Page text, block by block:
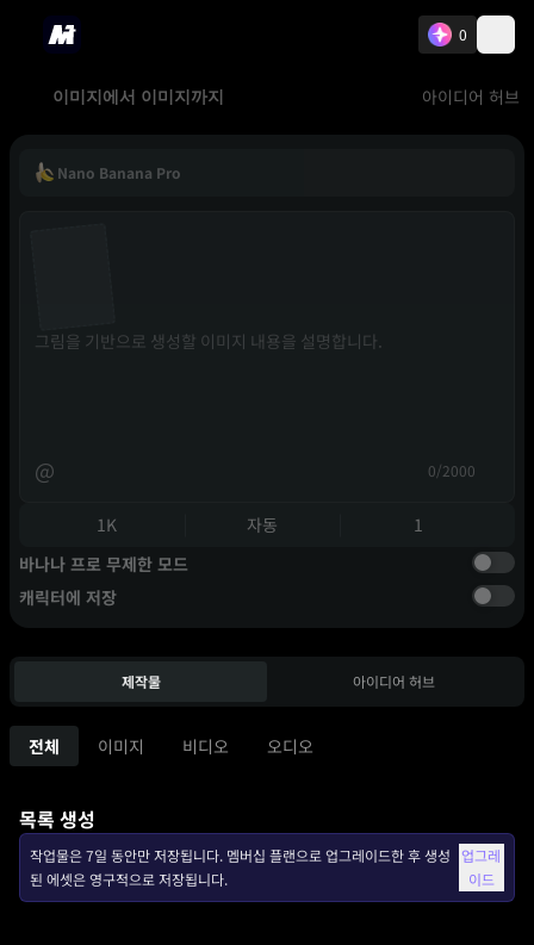
0
이미지에서 이미지까지 아이디어 허브
Nano Banana Pro
@ 0/2000
1K 자동
1
바나나 프로 무제한 모드
캐릭터에 저장
제작물 아이디어 허브
전체 이미지 비디오 오디오
목록 생성
작업물은 7일 동안만 저장됩니다. 멤버십 플랜으로 업그레이드한 후 생성
된 에셋은 영구적으로 저장됩니다.
업그레
이드